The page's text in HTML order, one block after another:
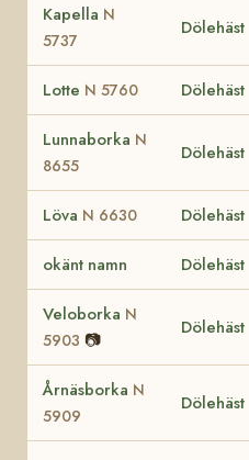
Kapella N
5737
Dölehäst
Lotte N 5760 Dölehäst
Lunnaborka N
8655
Dölehäst
Löva N 6630 Dölehäst
okänt namn Dölehäst
Veloborka N
5903 📷
Dölehäst
Årnäsborka N
5909
Dölehäst